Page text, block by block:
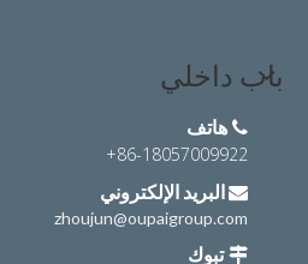
باب داخلي
 هاتف
86-18057009922+
البريد الإلكتروني
zhoujun@oupaigroup.com
تبوك